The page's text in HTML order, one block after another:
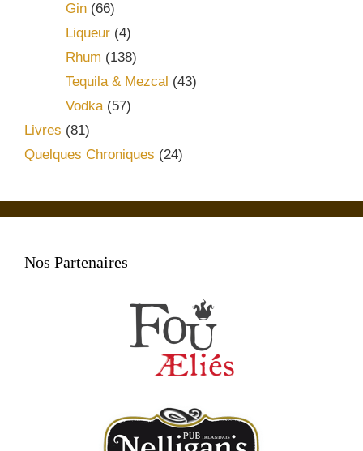
Gin (66)
Liqueur (4)
Rhum (138)
Tequila & Mezcal (43)
Vodka(57)
Livres (81)
Quelques Chroniques (24)
Nos Partenaires